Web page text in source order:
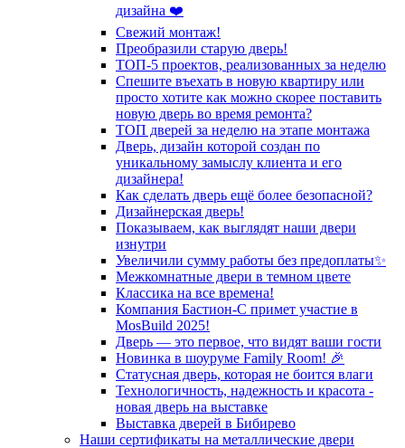
дизайна ❤️
Свежий монтаж!
Преобразили старую дверь!
ТОП-5 проектов, реализованных за неделю
Спешите въехать в новую квартиру или
просто хотите как можно скорее поставить
новую дверь во время ремонта?
ТОП дверей за неделю на этапе монтажа
Дверь, дизайн которой создан по
уникальному замыслу клиента и его
дизайнера!
Как сделать дверь ещё более безопасной?
Дизайнерская дверь!
Показываем, как выглядят наши двери
изнутри
Увеличили сумму работы без предоплаты✨
Межкомнатные двери в темном цвете
Классика на все времена!
Компания Бастион-С примет участие в
MosBuild 2025!
Дверь — это первое, что видят ваши гости
Новинка в шоуруме Family Room! 🎉
Статусная дверь, которая не боится влаги
Технологичность, надежность и красота -
новая дверь на выставке
Выставка дверей в Бибирево
Наши сертификаты на металлические двери